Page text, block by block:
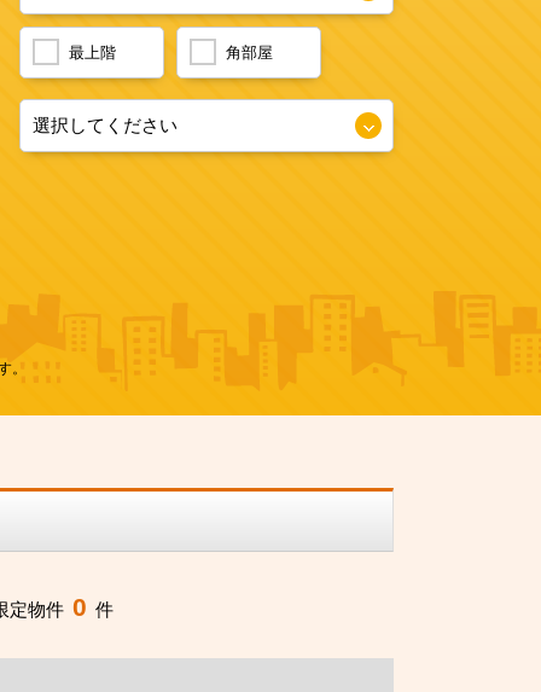
最上階 角部屋
。
定物件 0 件